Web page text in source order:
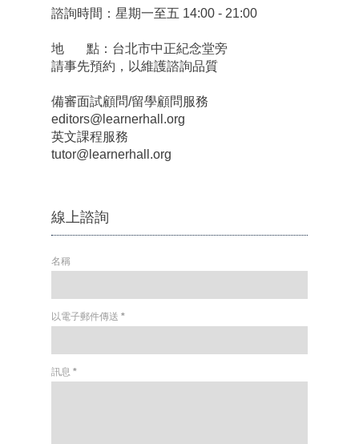
諮詢時間：星期一至五 14:00 - 21:00
地 點：台北市中正紀念堂旁
請事先預約，以維護諮詢品質
備審面試顧問/留學顧問服務
editors@learnerhall.org
英文課程服務
tutor@learnerhall.org
線上諮詢
名稱
以電子郵件傳送 *
訊息 *